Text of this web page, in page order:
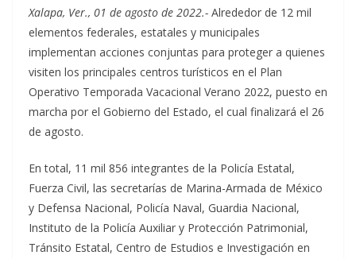
Xalapa, Ver., 01 de agosto de 2022.- Alrededor de 12 mil
elementos federales, estatales y municipales
implementan acciones conjuntas para proteger a quienes
visiten los principales centros turísticos en el Plan
Operativo Temporada Vacacional Verano 2022, puesto en
marcha por el Gobierno del Estado, el cual finalizará el 26
de agosto.
En total, 11 mil 856 integrantes de la Policía Estatal,
Fuerza Civil, las secretarías de Marina-Armada de México
y Defensa Nacional, Policía Naval, Guardia Nacional,
Instituto de la Policía Auxiliar y Protección Patrimonial,
Tránsito Estatal, Centro de Estudios e Investigación en